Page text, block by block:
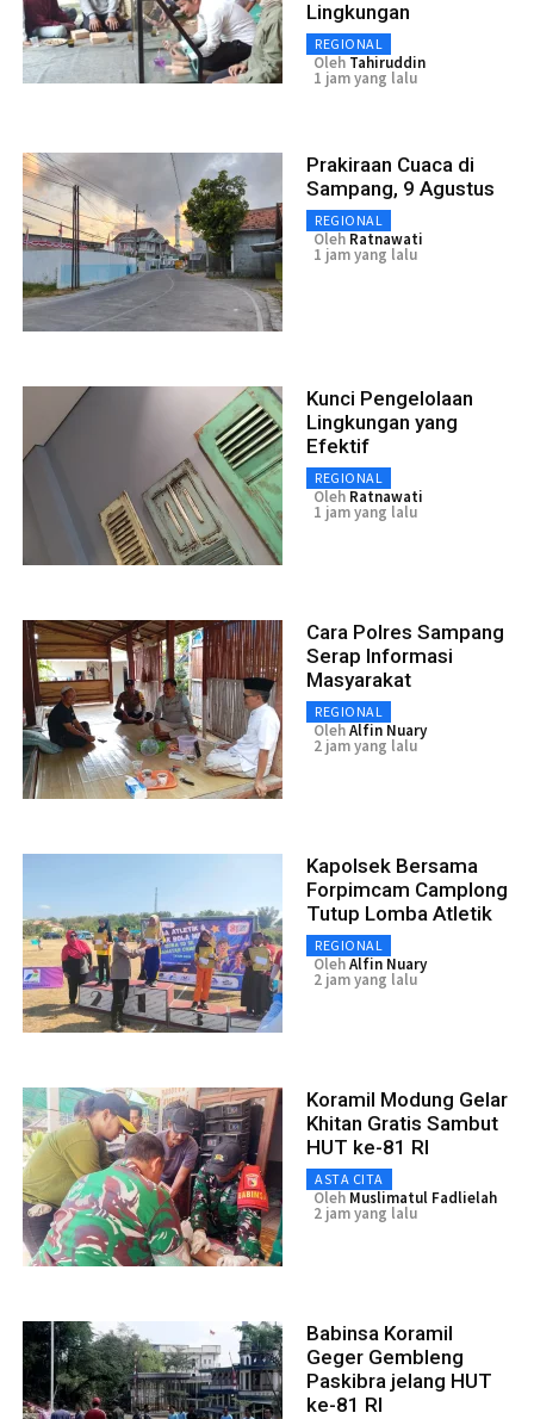
Lingkungan
REGIONAL
Oleh Tahiruddin
1 jam yang lalu
Prakiraan Cuaca di
Sampang, 9 Agustus
REGIONAL
Oleh Ratnawati
1 jam yang lalu
Kunci Pengelolaan
Lingkungan yang
Efektif
REGIONAL
Oleh Ratnawati
1 jam yang lalu
Cara Polres Sampang
Serap Informasi
Masyarakat
REGIONAL
OlehAlfin Nuary
2 jam yang lalu
Kapolsek Bersama
Forpimcam Camplong
Tutup Lomba Atletik
REGIONAL
OlehAlfin Nuary
2 jam yang lalu
Koramil Modung Gelar
Khitan Gratis Sambut
HUT ke-81 RI
ASTA CITA
Oleh Muslimatul Fadlielah
2 jam yang lalu
Babinsa Koramil
Geger Gembleng
Paskibra jelang HUT
ke-81 RI